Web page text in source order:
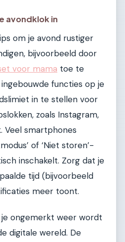
avondklok in
om je avond rustiger
bijvoorbeeld door
voor mama toe te
functies op je
in te stellen voor
zoals Instagram,
Veel smartphones
of ‘Niet storen’-
inschakelt. Zorg dat je
tijd (bijvoorbeeld
meer toont.
ongemerkt weer wordt
digitale wereld. De